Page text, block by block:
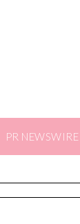
PR NEWSWIRE